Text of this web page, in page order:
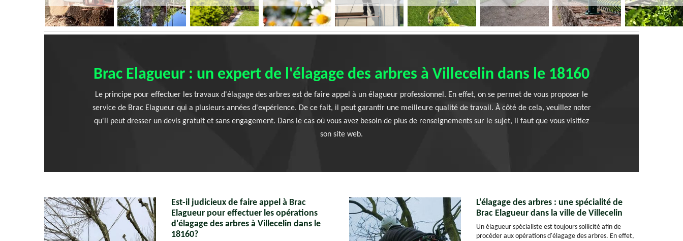
Brac Elagueur : un expert de l'élagage des arbres à Villecelin dans le 18160
Le principe pour effectuer les travaux d'élagage des arbres est de faire appel à un élagueur professionnel. En effet, on se permet de vous proposer le
service de Brac Elagueur qui a plusieurs années d'expérience. De ce fait, il peut garantir une meilleure qualité de travail. À côté de cela, veuillez noter
qu'il peut dresser un devis gratuit et sans engagement. Dans le cas où vous avez besoin de plus de renseignements sur le sujet, il faut que vous visitiez
son site web.
Est-il judicieux de faire appel à Brac
Elagueur pour effectuer les opérations
d'élagage des arbres à Villecelin dans le
18160?
L'élagage des arbres : une spécialité de
Brac Elagueur dans la ville de Villecelin
Un élagueur spécialiste est toujours sollicité afin de
procéder aux opérations d'élagage des arbres. En effet,